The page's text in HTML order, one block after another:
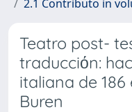
2.1 Contributo in
Teatro post-
traducciόn:
italiana de 186
Buren